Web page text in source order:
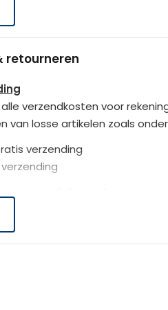
(LxBxH)
retourneren
alle verzendkosten voor
van losse artikelen zoals
verzending
nogmaals 14
TRUUSK het